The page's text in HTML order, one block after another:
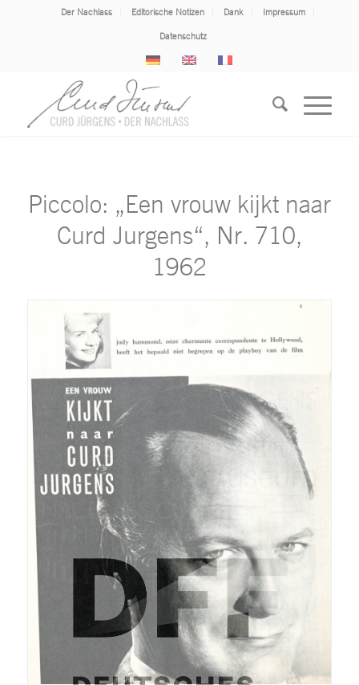
Der Nachlass Editorische Notizen Dank Impressum
Datenschutz
Piccolo: „Een vrouw kijkt naar
Curd Jurgens“, Nr. 710,
1962